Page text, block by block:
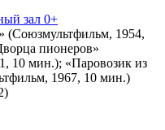
зал 0+
1954,
пионеров»
10 мин.); «Паровозик из
1967, 10 мин.)